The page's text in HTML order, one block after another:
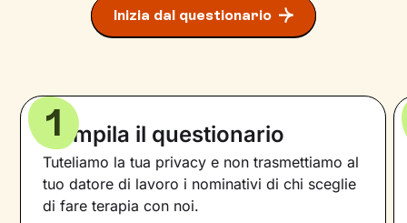
Inizia dal questionario
Compila il questionario
Tuteliamo la tua privacy e non trasmettiamo al
tuo datore di lavoro i nominativi di chi sceglie
di fare terapia con noi.
1